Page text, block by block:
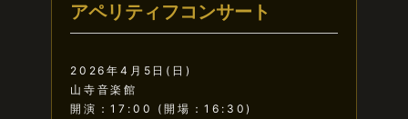
アペリティフコンサート
2026年4月5日(日)
山寺音楽館
開演：17:00 (開場：16:30)